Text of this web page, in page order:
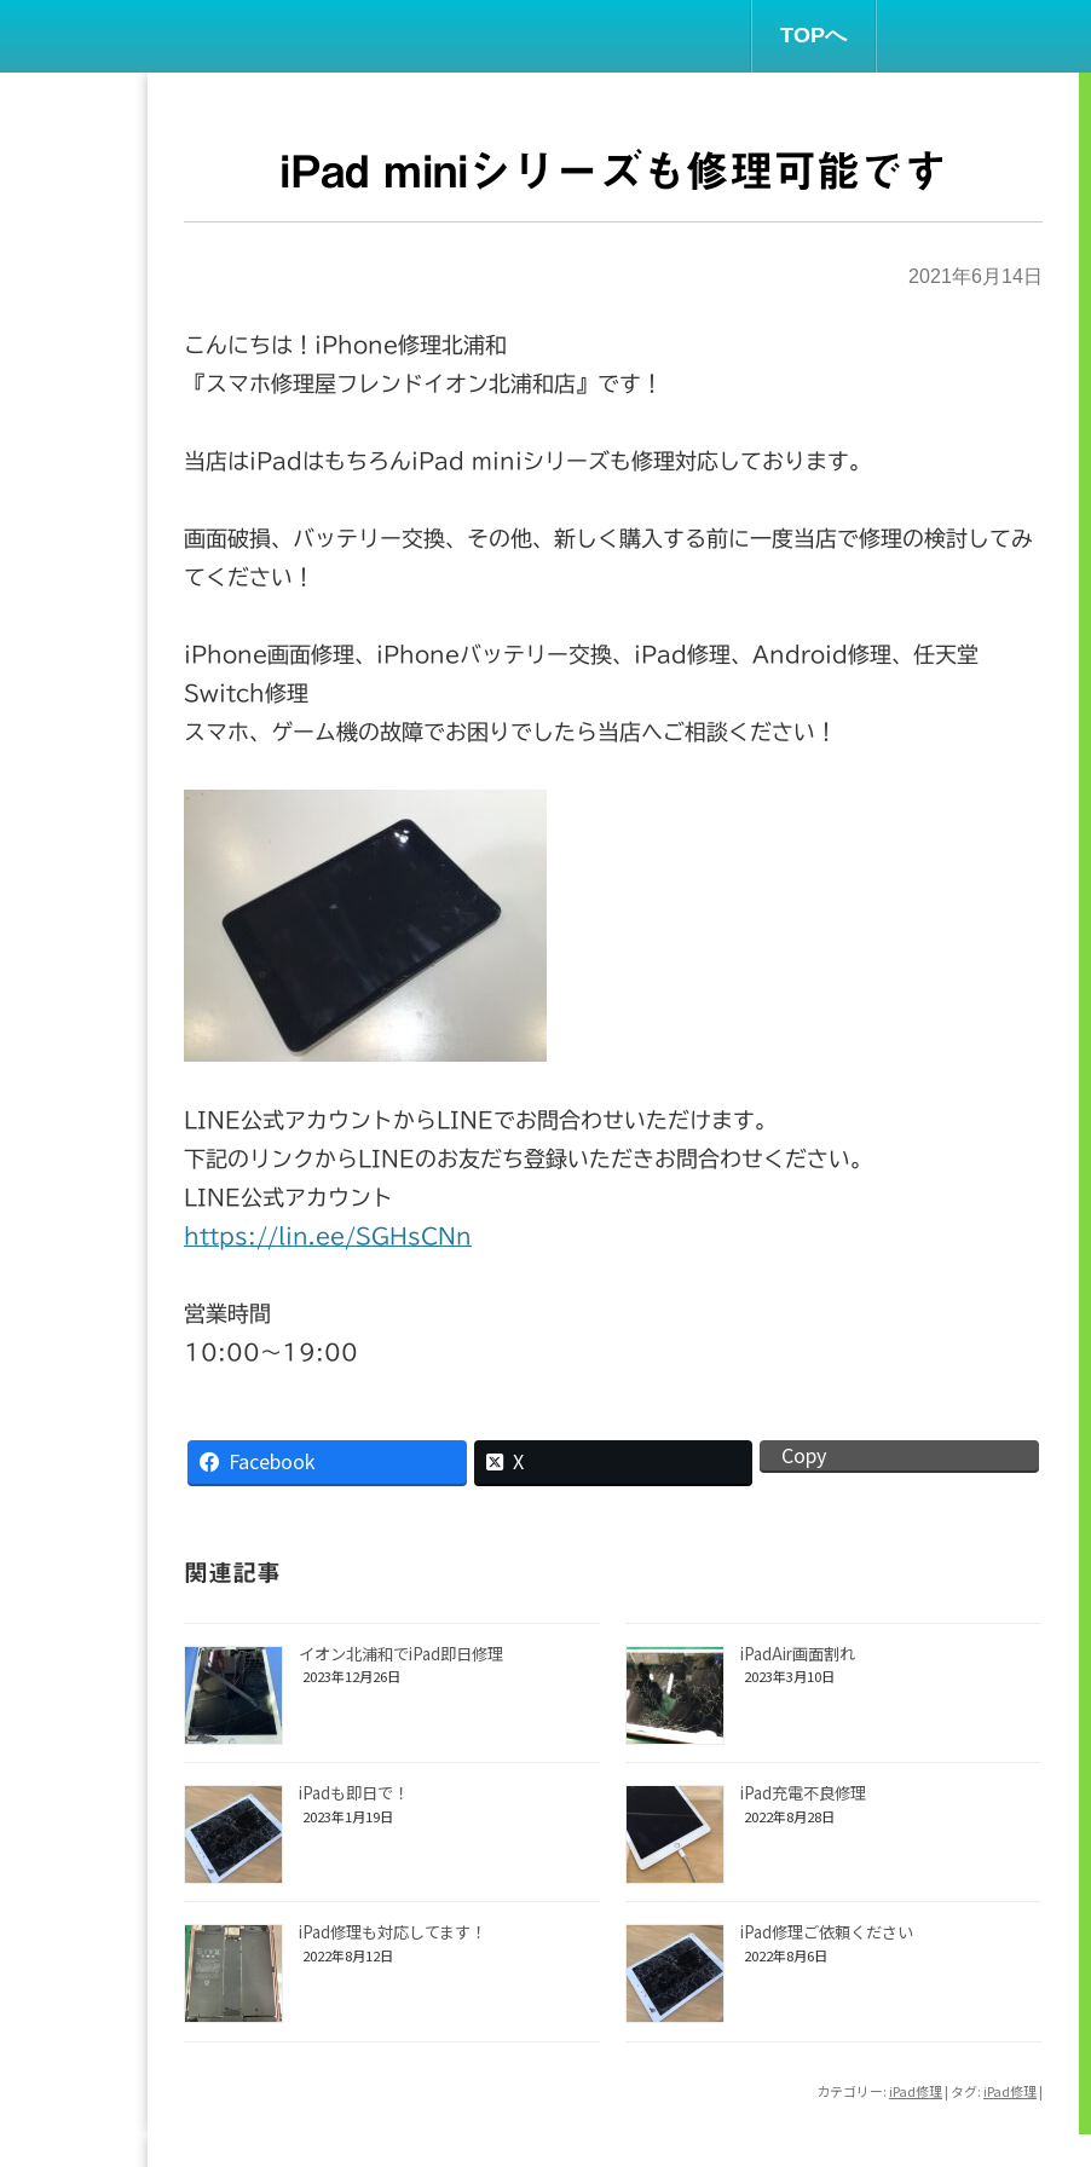
TOPへ
iPad miniシリーズも修理可能です
2021年6月14日
こんにちは！iPhone修理北浦和
『スマホ修理屋フレンドイオン北浦和店』です！
当店はiPadはもちろんiPad miniシリーズも修理対応しております。
画面破損、バッテリー交換、その他、新しく購入する前に一度当店で修理の検討してみ
てください！
iPhone画面修理、iPhoneバッテリー交換、iPad修理、Android修理、任天堂
Switch修理
スマホ、ゲーム機の故障でお困りでしたら当店へご相談ください！
LINE公式アカウントからLINEでお問合わせいただけます。
下記のリンクからLINEのお友だち登録いただきお問合わせください。
LINE公式アカウント
https://lin.ee/SGHsCNn
営業時間
10:00〜19:00
Facebook X Copy
関連記事
イオン北浦和でiPad即日修理
2023年12月26日
iPadAir画面割れ
2023年3月10日
iPadも即日で！
2023年1月19日
iPad充電不良修理
2022年8月28日
iPad修理も対応してます！
2022年8月12日
iPad修理ご依頼ください
2022年8月6日
カテゴリー: iPad修理| タグ: iPad修理|